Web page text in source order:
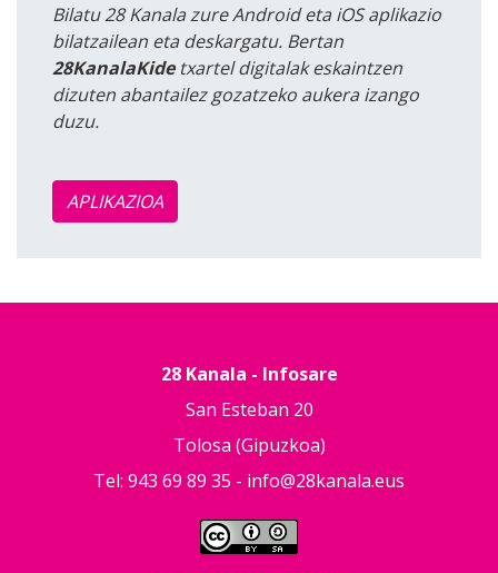
Bilatu 28 Kanala zure Android eta iOS aplikazio
bilatzailean eta deskargatu. Bertan
28KanalaKidetxartel digitalak eskaintzen
dizuten abantailez gozatzeko aukera izango
duzu.
APLIKAZIOA
28 Kanala - Infosare
San Esteban 20
Tolosa (Gipuzkoa)
Tel: 943 69 89 35 - info@28kanala.eus